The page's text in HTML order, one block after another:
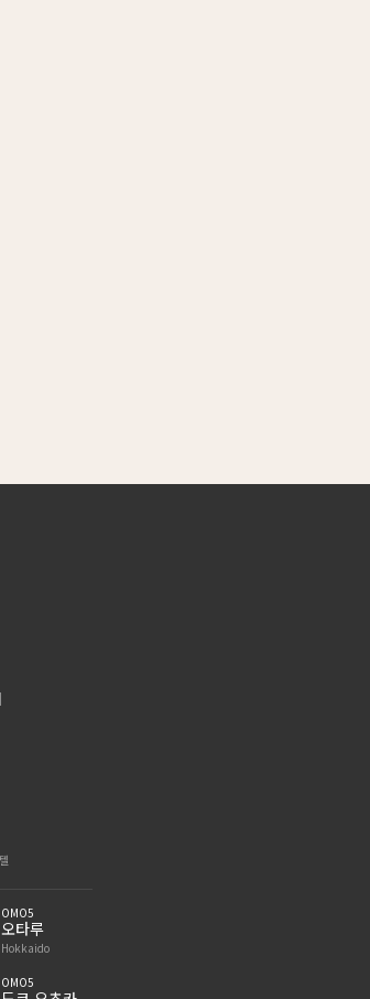
|
OMO5
오타루
Hokkaido
OMO5